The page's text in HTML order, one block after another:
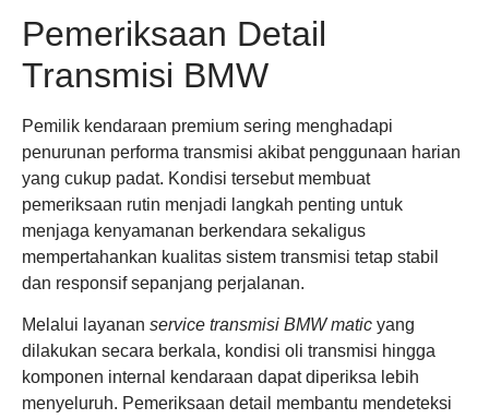
Pemeriksaan Detail
Transmisi BMW
Pemilik kendaraan premium sering menghadapi
penurunan performa transmisi akibat penggunaan harian
yang cukup padat. Kondisi tersebut membuat
pemeriksaan rutin menjadi langkah penting untuk
menjaga kenyamanan berkendara sekaligus
mempertahankan kualitas sistem transmisi tetap stabil
dan responsif sepanjang perjalanan.
Melalui layanan service transmisi BMW matic yang
dilakukan secara berkala, kondisi oli transmisi hingga
komponen internal kendaraan dapat diperiksa lebih
menyeluruh. Pemeriksaan detail membantu mendeteksi